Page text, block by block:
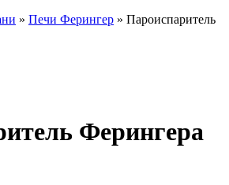
» Печи Ферингер » Пароиспаритель
Ферингера